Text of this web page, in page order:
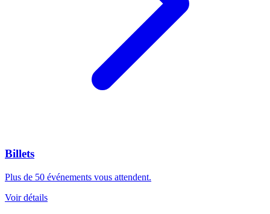
Billets
Plus de 50 événements vous attendent.
Voir détails